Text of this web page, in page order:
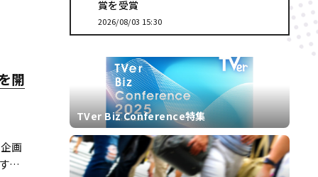
番
開
画
賞を受賞
2026/08/03 15:30
TVer Biz Conference特集